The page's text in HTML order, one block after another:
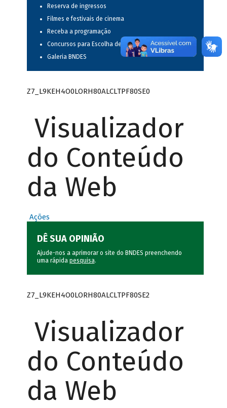
Reserva de ingressos
Filmes e festivais de cinema
Receba a programação
Concursos para Escolha de Espetáculos Musicais
Galeria BNDES
Z7_L9KEH4O0LORH80ALCLTPF80SE0
Visualizador
do Conteúdo
da Web
Ações
DÊ SUA OPINIÃO
Ajude-nos a aprimorar o site do BNDES preenchendo
uma rápida pesquisa.
Z7_L9KEH4O0LORH80ALCLTPF80SE2
Visualizador
do Conteúdo
da Web